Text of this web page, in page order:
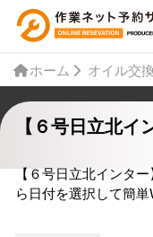
ホーム オイル交換
【６号日立北
【６号日立北インタ
ら日付を選択して簡単